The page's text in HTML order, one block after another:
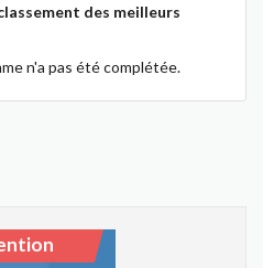
des meilleurs
n'a pas été complétée.